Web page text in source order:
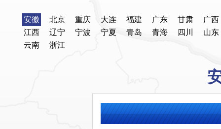
安徽 北京 重庆 大连 福建 广东 甘肃
广西
江西
辽宁 宁波 宁夏 青岛 青海 四川
山东
云南
浙江